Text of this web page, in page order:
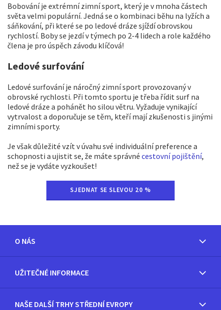
Bobování je extrémní zimní sport, který je v mnoha částech
světa velmi populární. Jedná se o kombinaci běhu na lyžích a
sáňkování, při které se po ledové dráze sjíždí obrovskou
rychlostí. Boby se jezdí v týmech po 2-4 lidech a role každého
člena je pro úspěch závodu klíčová!
Ledové surfování
Ledové surfování je náročný zimní sport provozovaný v
obrovské rychlosti. Při tomto sportu je třeba řídit surf na
ledové dráze a pohánět ho silou větru. Vyžaduje vynikající
vytrvalost a doporučuje se těm, kteří mají zkušenosti s jinými
zimními sporty.
Je však důležité vzít v úvahu své individuální preference a
schopnosti a ujistit se, že máte správné cestovní pojištění,
než se je vydáte vyzkoušet!
SJEDNAT SE SLEVOU 20 %
O NÁS
UŽITEČNÉ INFORMACE
NAŠE DALŠÍ TRHY STŘEDNÍ EVROPY